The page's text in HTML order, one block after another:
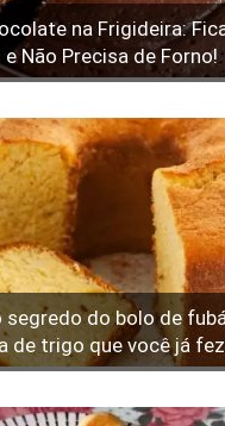
na Frigideira:
Não Precisa de Forno!
segredo do bolo de
de trigo que você já